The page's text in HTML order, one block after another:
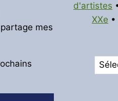
mes
d'artistes
XXe •